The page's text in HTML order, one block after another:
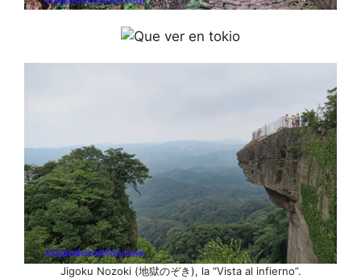
Jigoku Nozoki (地獄のぞき), la “Vista al infierno”.